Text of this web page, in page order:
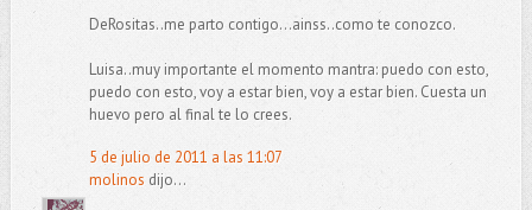
DeRositas..me parto contigo...ainss..como te conozco.
Luisa..muy importante el momento mantra: puedo con esto,
puedo con esto, voy a estar bien, voy a estar bien. Cuesta un
huevo pero al final te lo crees.
5 de julio de 2011 a las 11:07
molinos dijo...